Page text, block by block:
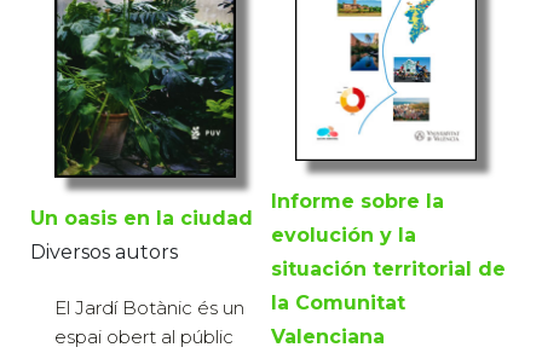
Un oasis en la ciudad
Diversos autors
El Jardí Botànic és un
espai obert al públic
Informe sobre la
evolución y la
situación territorial de
la Comunitat
Valenciana